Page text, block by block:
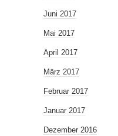
Juni 2017
Mai 2017
April 2017
März 2017
Februar 2017
Januar 2017
Dezember 2016